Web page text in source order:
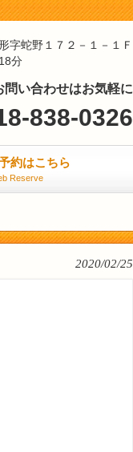
字蛇野１７２－１－１Ｆ
分
問い合わせはお気軽に
838-0326
約はこちら
Reserve
2020/02/25